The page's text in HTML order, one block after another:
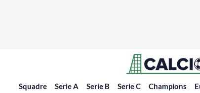
Squadre Serie A Serie B Serie C Champions